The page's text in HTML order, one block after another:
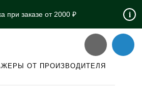
при заказе от 2000 ₽ i
ОТ ПРОИЗВОДИТЕЛЯ